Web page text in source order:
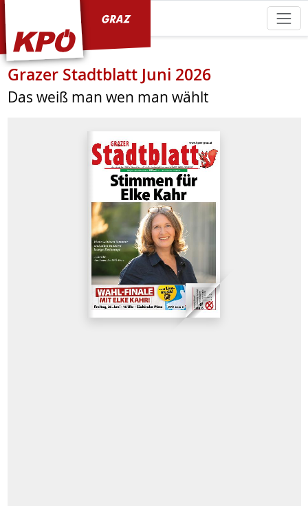
Grazer Stadtblatt Juni 2026
Das weiß man wen man wählt